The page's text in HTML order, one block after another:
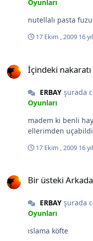
Oyunları
17 Ekim , 2009 16 yıl
İçindeki
ERBAYşurada
Oyunları
madem ki benli hayat
ellerimden
17 Ekim , 2009 16 yıl
Bir üsteki
ERBAYşurada
Oyunları
ıslama köfte